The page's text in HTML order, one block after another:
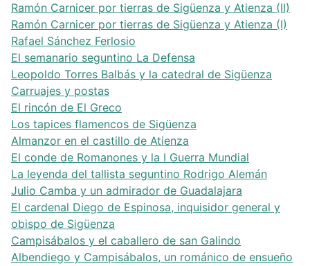
Ramón Carnicer por tierras de Sigüenza y Atienza (II)
Ramón Carnicer por tierras de Sigüenza y Atienza (I)
Rafael Sánchez Ferlosio
El semanario seguntino La Defensa
Leopoldo Torres Balbás y la catedral de Sigüenza
Carruajes y postas
El rincón de El Greco
Los tapices flamencos de Sigüenza
Almanzor en el castillo de Atienza
El conde de Romanones y la I Guerra Mundial
La leyenda del tallista seguntino Rodrigo Alemán
Julio Camba y un admirador de Guadalajara
El cardenal Diego de Espinosa, inquisidor general y
obispo de Sigüenza
Campisábalos y el caballero de san Galindo
Albendiego y Campisábalos, un románico de ensueño